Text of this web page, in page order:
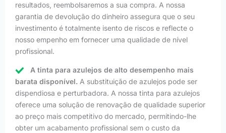
resultados, reembolsaremos a sua compra. A nossa
garantia de devolução do dinheiro assegura que o seu
investimento é totalmente isento de riscos e reflecte o
nosso empenho em fornecer uma qualidade de nível
profissional.
A tinta para azulejos de alto desempenho mais
barata disponível. A substituição de azulejos pode ser
dispendiosa e perturbadora. A nossa tinta para azulejos
oferece uma solução de renovação de qualidade superior
ao preço mais competitivo do mercado, permitindo-lhe
obter um acabamento profissional sem o custo da